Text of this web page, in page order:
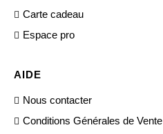
Carte cadeau
Espace pro
AIDE
Nous contacter
Conditions Générales de Vente